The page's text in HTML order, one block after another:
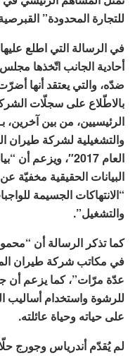
للتجارة المحدودة”
أحادية الجانب اتّخذها
ضدّه، والتي يعتقد أنها
بالاطّلاع على سجلّات
الرئيسيين، من بين آخرين،
والتشغيلية لشركة طيران
العام 2017″،
البيانات الحقيقية مخفيّة
“الانتهاكات الجسيمة
والتشغيل”.
كما تذكر الرسالة أن
في مكاتب شركة طيران
عدّة مرّات”، كما يزعم أن
للرشوة واستخدام
على حياته وحياة عائلته.
لم يُقدّم أندرياس وجورج